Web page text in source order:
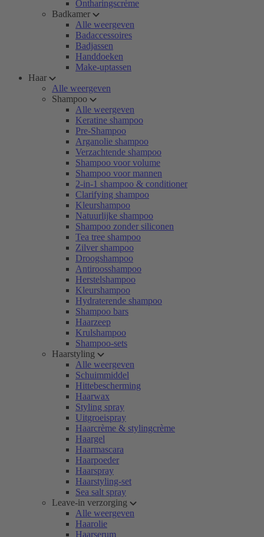
Ontharingscrème
Badkamer
Alle weergeven
Badaccessoires
Badjassen
Handdoeken
Make-uptassen
Haar
Alle weergeven
Shampoo
Alle weergeven
Keratine shampoo
Pre-Shampoo
Arganolie shampoo
Verzachtende shampoo
Shampoo voor volume
Shampoo voor mannen
2-in-1 shampoo & conditioner
Clarifying shampoo
Kleurshampoo
Natuurlijke shampoo
Shampoo zonder siliconen
Tea tree shampoo
Zilver shampoo
Droogshampoo
Antiroosshampoo
Herstelshampoo
Kleurshampoo
Hydraterende shampoo
Shampoo bars
Haarzeep
Krulshampoo
Shampoo-sets
Haarstyling
Alle weergeven
Schuimmiddel
Hittebescherming
Haarwax
Styling spray
Uitgroeispray
Haarcrème & stylingcrème
Haargel
Haarmascara
Haarpoeder
Haarspray
Haarstyling-set
Sea salt spray
Leave-in verzorging
Alle weergeven
Haarolie
Haarserum